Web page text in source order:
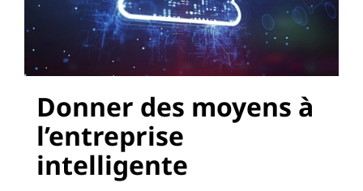
Donner des moyens à
l’entreprise
intelligente